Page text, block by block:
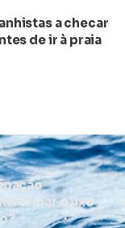
a checar
de ir à praia
o lixo